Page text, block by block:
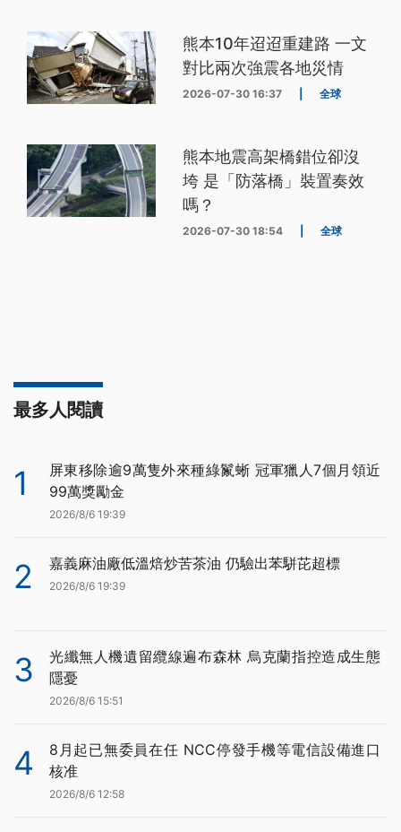
熊本10年迢迢重建路 一文
對比兩次強震各地災情
2026-07-30 16:37 全球
熊本地震高架橋錯位卻沒
垮 是「防落橋」裝置奏效
嗎？
2026-07-30 18:54 全球
最多人閱讀
1
屏東移除逾9萬隻外來種綠鬣蜥 冠軍獵人7個月領近
99萬獎勵金
2026/8/6 19:39
2 嘉義麻油廠低溫焙炒苦茶油 仍驗出苯駢芘超標
2026/8/6 19:39
3
光纖無人機遺留纜線遍布森林 烏克蘭指控造成生態
隱憂
2026/8/6 15:51
4
8月起已無委員在任 NCC停發手機等電信設備進口
核准
2026/8/6 12:58